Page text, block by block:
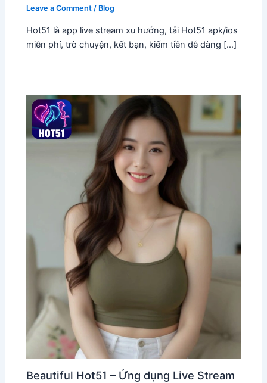
Leave a Comment / Blog
Hot51 là app live stream xu hướng, tải Hot51 apk/ios
miễn phí, trò chuyện, kết bạn, kiếm tiền dễ dàng […]
Beautiful Hot51 – Ứng dụng Live Stream